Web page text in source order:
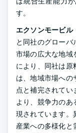
す。
エクソンモービル
と同社のグロー
市場の広大な地域
により、同社は原
は、地域市場への
点と補完されてい
より、競争力のあ
現されています。
産業への多様化と